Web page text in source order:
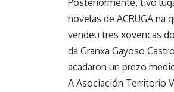
novelas de ACRUGA na
vendeu tres xovencas
da Granxa Gayoso
acadaron un prezo
A Asociación Territorio